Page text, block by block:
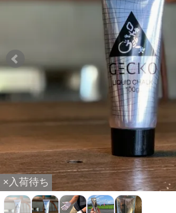
×入荷待ち